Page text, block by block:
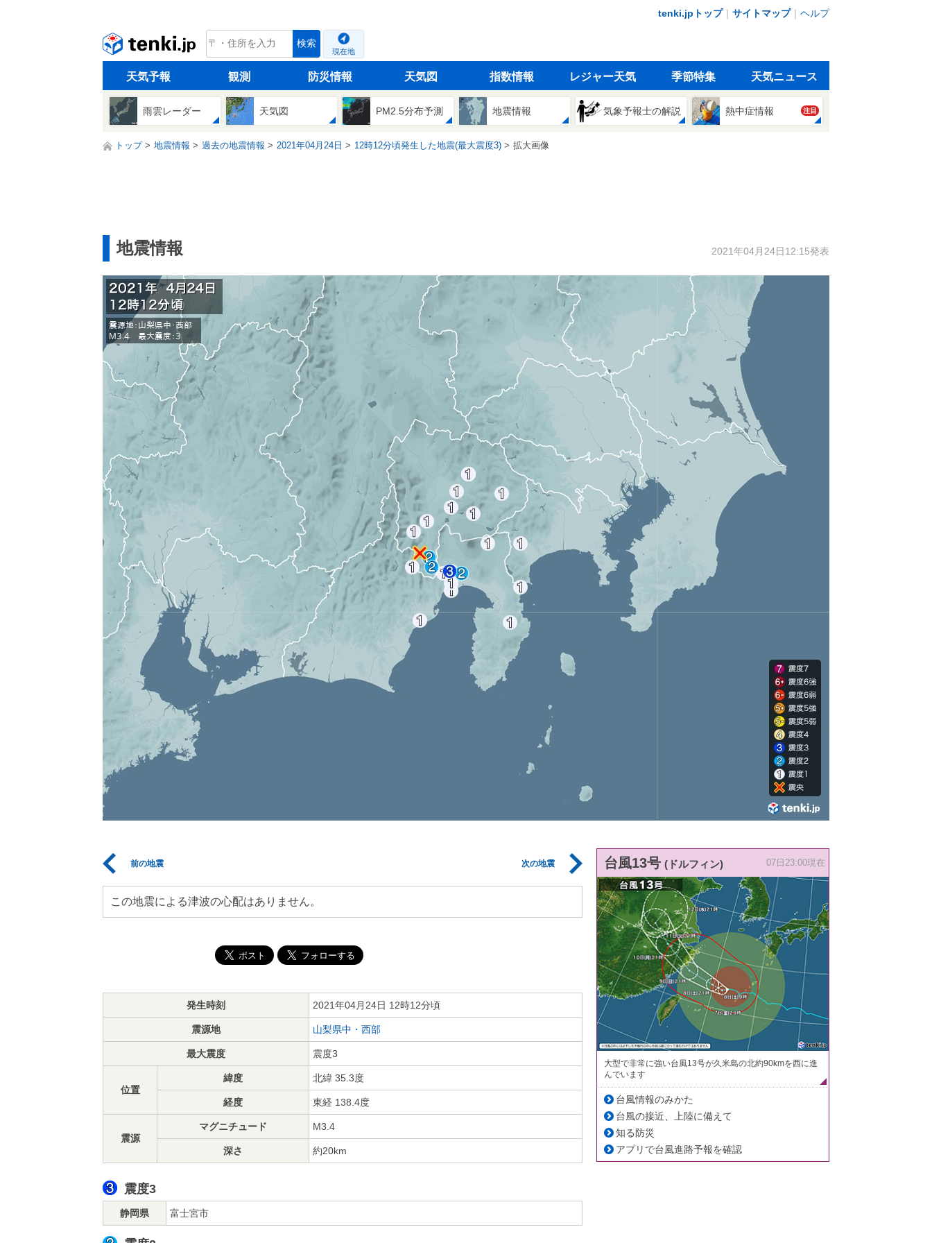
tenki.jpトップ｜ サイトマップ｜ ヘルプ
tenki.jp 検索
現在地
天気予報 観測 防災情報 天気図 指数情報 レジャー天気 季節特集 天気ニュース
雨雲レーダー 天気図 PM2.5分布予測 地震情報 気象予報士の解説 熱中症情報 注目
トップ 地震情報 過去の地震情報 2021年04月24日 12時12分頃発生した地震(最大震度3) 拡大画像
地震情報 2021年04月24日12:15発表
前の地震 次の地震
この地震による津波の心配はありません。
発生時刻 2021年04月24日 12時12分頃
震源地 山梨県中・西部
最大震度 震度3
位置
緯度 北緯 35.3度
経度 東経 138.4度
震源
マグニチュード M3.4
深さ 約20km
震度3
静岡県 富士宮市
台風13号 (ドルフィン) 07日23:00現在
大型で非常に強い台風13号が久米島の北約90kmを西に進
んでいます
台風情報のみかた
台風の接近、上陸に備えて
知る防災
アプリで台風進路予報を確認